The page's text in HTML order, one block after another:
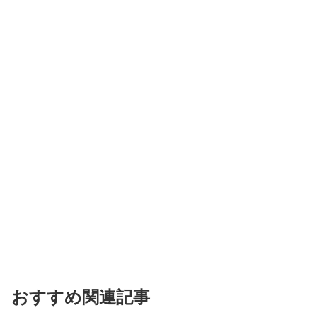
おすすめ関連記事